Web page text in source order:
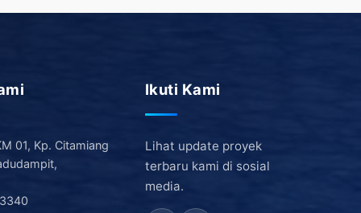
01, Kp. Citamiang
Ikuti Kami
Lihat update proyek
terbaru kami di sosial
media.